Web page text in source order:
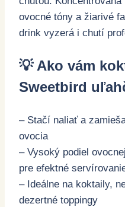
ovocné tóny a žiarivé
drink vyzerá i chutí
💡 Ako vám
Sweetbird
– Stačí naliať a
ovocia
– Vysoký podiel
pre efektné
– Ideálne na koktaily,
dezertné toppingy